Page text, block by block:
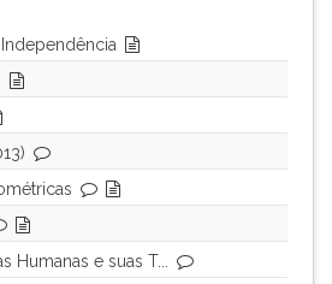
Humanas e suas T...